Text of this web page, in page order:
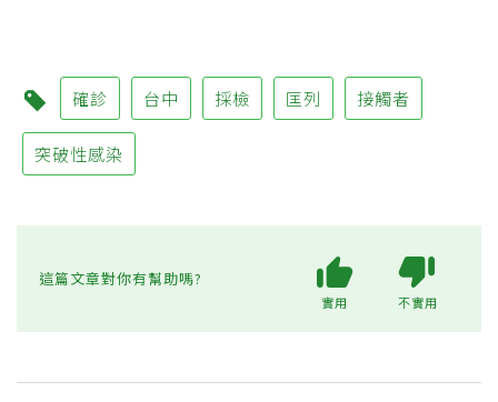
確診 台中 採檢 匡列 接觸者
突破性感染
這篇文章對你有幫助嗎?
實用 不實用